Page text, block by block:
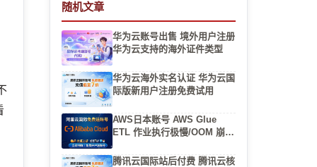
随机文章
华为云账号出售 境外用户注册
华为云支持的海外证件类型
华为云海外实名认证 华为云国
际版新用户注册免费试用
AWS日本账号 AWS Glue
ETL 作业执行极慢/OOM 崩
格调优
腾讯云国际站后付费 腾讯云核